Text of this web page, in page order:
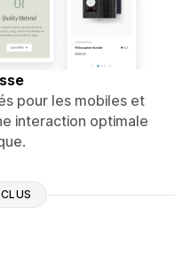
pour les mobiles et
interaction optimale